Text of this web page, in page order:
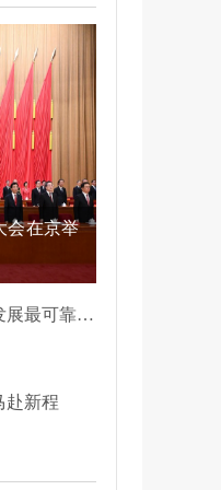
会在京举
让法治成为护航企业高质量发展最可靠保障——国新办发布会介绍规范涉企行政执法专项行动有关情况
赴新程